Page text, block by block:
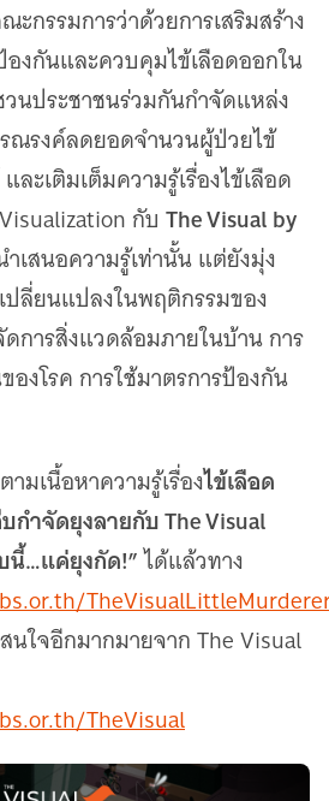
กรรมการว่าด้วยการเสริมสร้าง
องกันและควบคุมไข้เลือดออกใน
นประชาชนร่วมกันกำจัดแหล่ง
ณรงค์ลดยอดจำนวนผู้ป่วยไข้
ะเติมเต็มความรู้เรื่องไข้เลือด
กับ The Visual by
ำเสนอความรู้เท่านั้น แต่ยังมุ่ง
ปลี่ยนแปลงในพฤติกรรมของ
การสิ่งแวดล้อมภายในบ้าน การ
องโรค การใช้มาตรการป้องกัน
มเนื้อหาความรู้เรื่องไข้เลือด
ำจัดยุงลายกับ The Visual
นี้…แค่ยุงกัด!”ได้แล้วทาง
นใจอีกมากมายจาก The Visual
TheVisual